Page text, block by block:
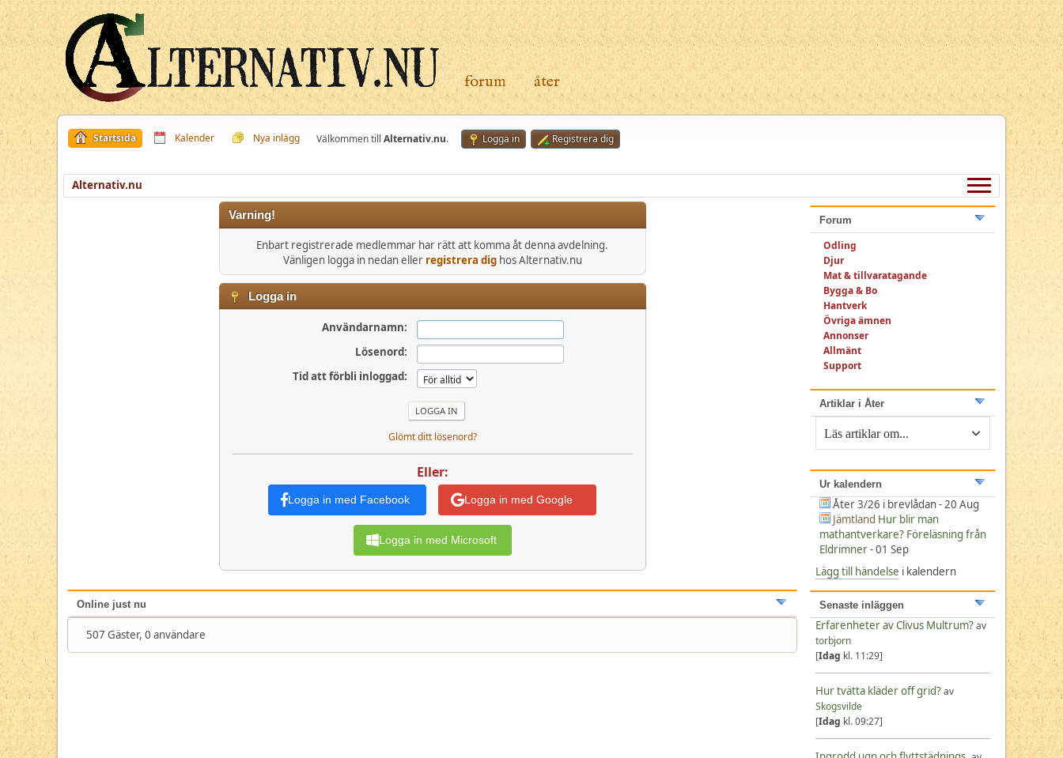
forum åter
Startsida Kalender Nya inlägg Välkommen till Alternativ.nu. Logga in Registrera dig
Alternativ.nu
Varning!
Enbart registrerade medlemmar har rätt att komma åt denna avdelning.
Vänligen logga in nedan eller registrera dighos Alternativ.nu
Logga in
Användarnamn:
Lösenord:
Tid att förbli inloggad:
Glömt ditt lösenord?
Eller:
Logga in med Facebook Logga in med Google
Logga in med Microsoft
Online just nu
507 Gäster, 0 användare
Forum
Odling
Djur
Mat & tillvaratagande
Bygga & Bo
Hantverk
Övriga ämnen
Annonser
Allmänt
Support
Artiklar i Åter
Ur kalendern
Åter 3/26 i brevlådan - 20 Aug
Jämtland Hur blir man
mathantverkare? Föreläsning från
Eldrimner- 01 Sep
Lägg till händelse i kalendern
Senaste inläggen
Erfarenheter av Clivus Multrum?av
torbjorn
[Idag kl. 11:29]
Hur tvätta kläder off grid?av
Skogsvilde
[Idag kl. 09:27]